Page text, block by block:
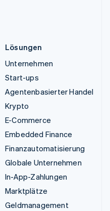
Lösungen
Unternehmen
Start-ups
Agentenbasierter Handel
Krypto
E-Commerce
Embedded Finance
Finanzautomatisierung
Globale Unternehmen
In-App-Zahlungen
Marktplätze
Geldmanagement